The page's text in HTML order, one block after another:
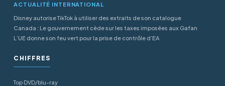
ACTUALITÉ INTERNATIONAL
Disney autorise TikTok à utiliser des extraits de son catalogue
Canada : Le gouvernement cède sur les taxes imposées aux Gafan
L’UE donne son feu vert pour la prise de contrôle d’EA
CHIFFRES
Top DVD/blu-ray